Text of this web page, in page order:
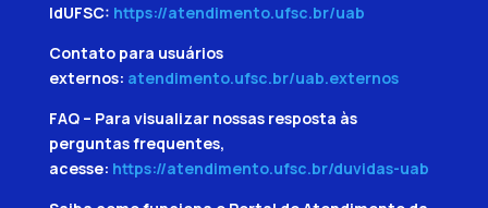
IdUFSC: https://atendimento.ufsc.br/uab
Contato para usuários
externos: atendimento.ufsc.br/uab.externos
FAQ – Para visualizar nossas resposta às
perguntas frequentes,
acesse: https://atendimento.ufsc.br/duvidas-uab